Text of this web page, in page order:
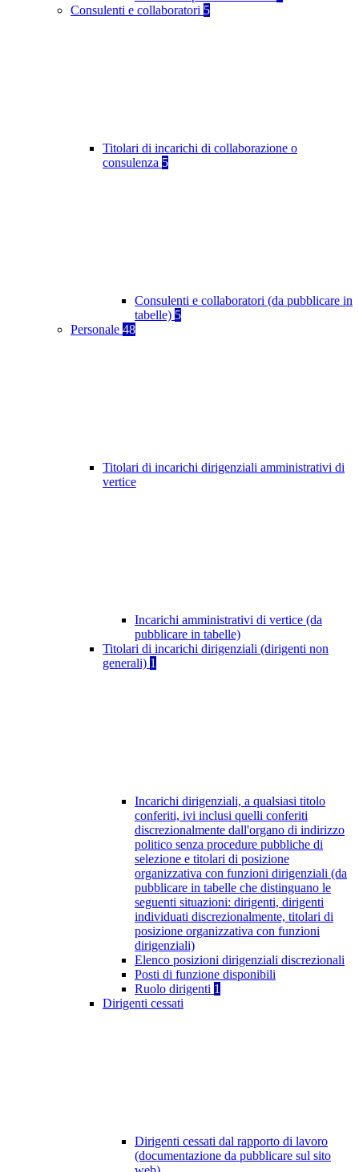
Consulenti e collaboratori 5
Titolari di incarichi di collaborazione o
consulenza 5
Consulenti e collaboratori (da pubblicare in
tabelle) 5
Personale 48
Titolari di incarichi dirigenziali amministrativi di
vertice
Incarichi amministrativi di vertice (da
pubblicare in tabelle)
Titolari di incarichi dirigenziali (dirigenti non
generali) 1
Incarichi dirigenziali, a qualsiasi titolo
conferiti, ivi inclusi quelli conferiti
discrezionalmente dall'organo di indirizzo
politico senza procedure pubbliche di
selezione e titolari di posizione
organizzativa con funzioni dirigenziali (da
pubblicare in tabelle che distinguano le
seguenti situazioni: dirigenti, dirigenti
individuati discrezionalmente, titolari di
posizione organizzativa con funzioni
dirigenziali)
Elenco posizioni dirigenziali discrezionali
Posti di funzione disponibili
Ruolo dirigenti 1
Dirigenti cessati
Dirigenti cessati dal rapporto di lavoro
(documentazione da pubblicare sul sito